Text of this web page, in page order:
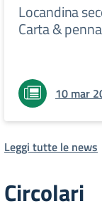
Locandina
Carta & penna
10 mar
Leggi tutte le news
Circolari